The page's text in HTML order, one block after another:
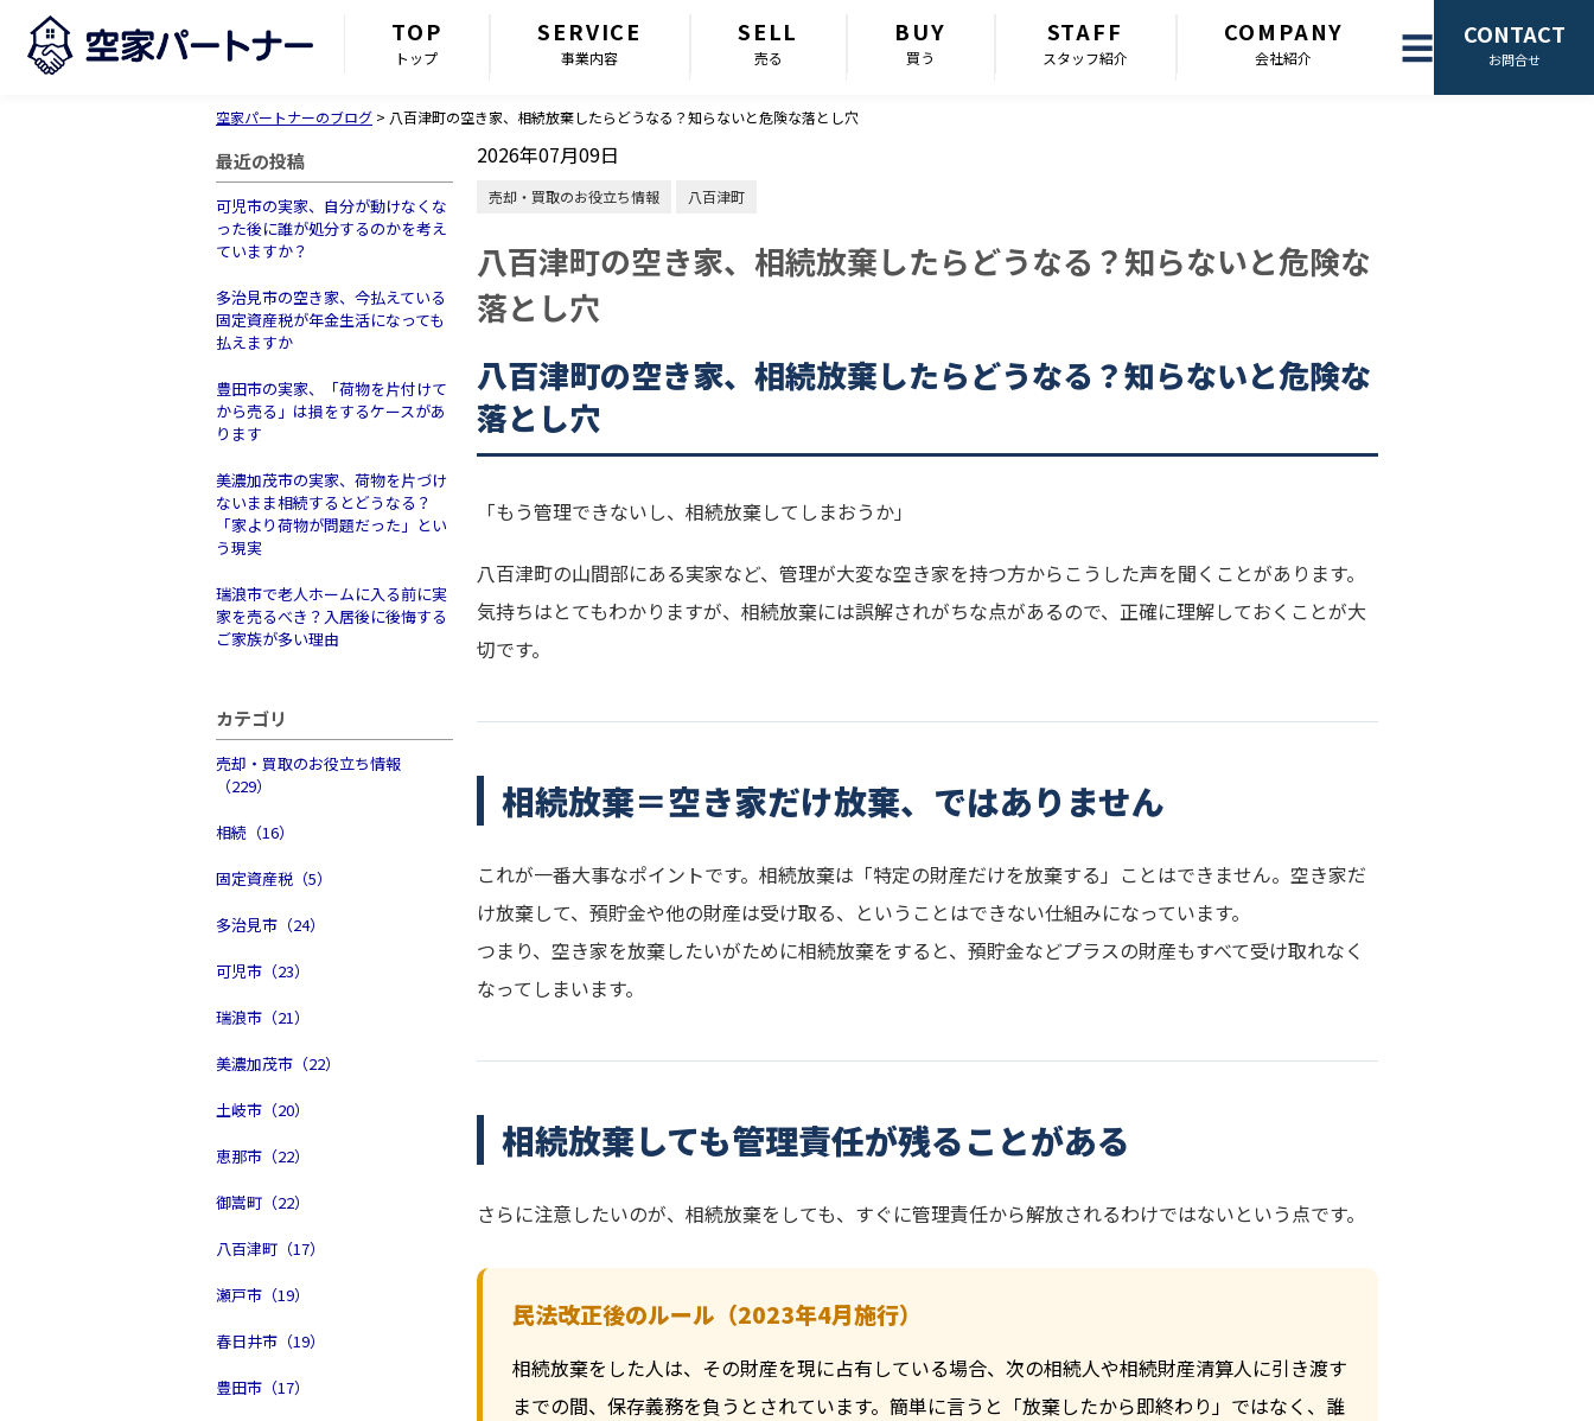
TOP
トップ
SERVICE
事業内容
SELL
売る
BUY
買う
STAFF
スタッフ紹介
COMPANY
会社紹介 ☰ CONTACT
お問合せ
空家パートナーのブログ > 八百津町の空き家、相続放棄したらどうなる？知らないと危険な落とし穴
最近の投稿
可児市の実家、自分が動けなくな
った後に誰が処分するのかを考え
ていますか？
多治見市の空き家、今払えている
固定資産税が年金生活になっても
払えますか
豊田市の実家、「荷物を片付けて
から売る」は損をするケースがあ
ります
美濃加茂市の実家、荷物を片づけ
ないまま相続するとどうなる？
「家より荷物が問題だった」とい
う現実
瑞浪市で老人ホームに入る前に実
家を売るべき？入居後に後悔する
ご家族が多い理由
カテゴリ
売却・買取のお役立ち情報
（229）
相続（16）
固定資産税（5）
多治見市（24）
可児市（23）
瑞浪市（21）
美濃加茂市（22）
土岐市（20）
恵那市（22）
御嵩町（22）
八百津町（17）
瀬戸市（19）
春日井市（19）
豊田市（17）
2026年07月09日
売却・買取のお役立ち情報 八百津町
八百津町の空き家、相続放棄したらどうなる？知らないと危険な
落とし穴
八百津町の空き家、相続放棄したらどうなる？知らないと危険な
落とし穴
「もう管理できないし、相続放棄してしまおうか」
八百津町の山間部にある実家など、管理が大変な空き家を持つ方からこうした声を聞くことがあります。
気持ちはとてもわかりますが、相続放棄には誤解されがちな点があるので、正確に理解しておくことが大
切です。
相続放棄＝空き家だけ放棄、ではありません
これが一番大事なポイントです。相続放棄は「特定の財産だけを放棄する」ことはできません。空き家だ
け放棄して、預貯金や他の財産は受け取る、ということはできない仕組みになっています。
つまり、空き家を放棄したいがために相続放棄をすると、預貯金などプラスの財産もすべて受け取れなく
なってしまいます。
相続放棄しても管理責任が残ることがある
さらに注意したいのが、相続放棄をしても、すぐに管理責任から解放されるわけではないという点です。
民法改正後のルール（2023年4月施行）
相続放棄をした人は、その財産を現に占有している場合、次の相続人や相続財産清算人に引き渡す
までの間、保存義務を負うとされています。簡単に言うと「放棄したから即終わり」ではなく、誰